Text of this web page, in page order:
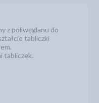
z poliwęglanu do
tabliczki
tabliczek.